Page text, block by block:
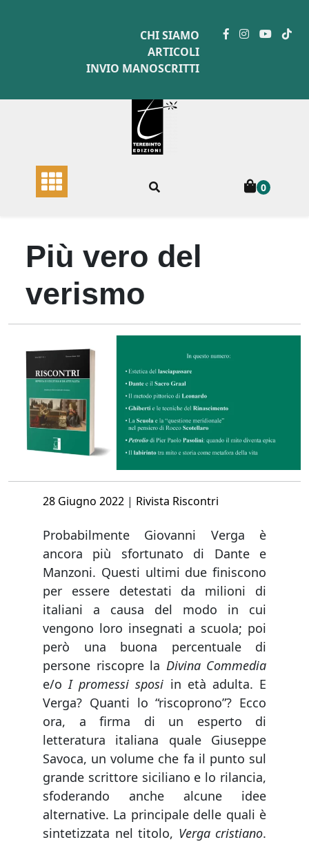
CHI SIAMO
ARTICOLI
INVIO MANOSCRITTI
0
Più vero del
verismo
Posted
28 Giugno 2022 | Rivista Riscontri
Probabilmente Giovanni Verga è
ancora più sfortunato di Dante e
Manzoni. Questi ultimi due finiscono
per essere detestati da milioni di
italiani a causa del modo in cui
vengono loro insegnati a scuola; poi
però una buona percentuale di
persone riscopre la Divina Commedia
e/o I promessi sposi in età adulta. E
Verga? Quanti lo “riscoprono”? Ecco
ora, a firma di un esperto di
letteratura italiana quale Giuseppe
Savoca, un volume che fa il punto sul
grande scrittore siciliano e lo rilancia,
sfoderando anche alcune idee
alternative. La principale delle quali è
sintetizzata nel titolo, Verga cristiano.